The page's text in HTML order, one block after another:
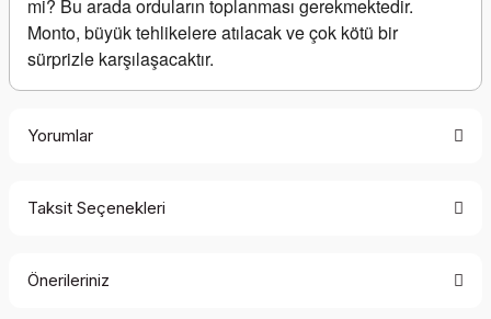
mi? Bu arada orduların toplanması gerekmektedir.
Monto, büyük tehlikelere atılacak ve çok kötü bir
sürprizle karşılaşacaktır.
Yorumlar
Taksit Seçenekleri
Önerileriniz